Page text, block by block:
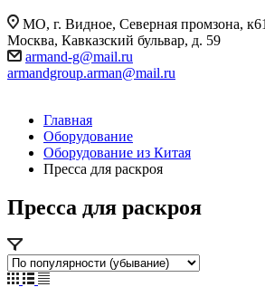
МО, г. Видное, Северная промзона,
Москва, Кавказский бульвар, д. 59
armand-g@mail.ru
armandgroup.arman@mail.ru
Главная
Оборудование
Оборудование из Китая
Пресса для раскроя
Пресса для раскроя